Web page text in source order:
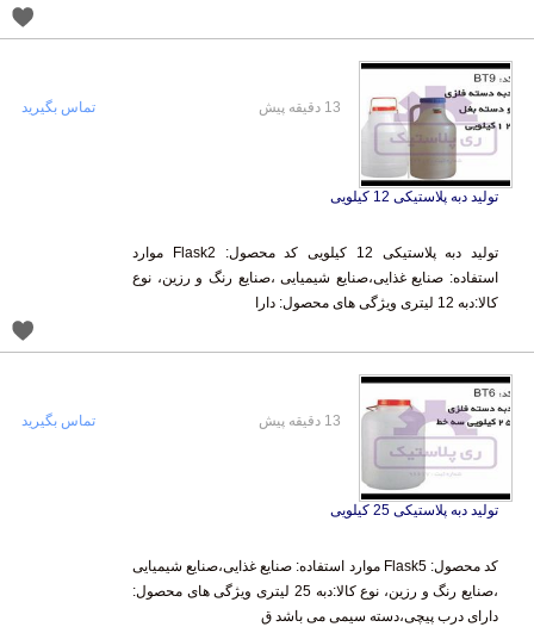
تولید دبه پلاستیکی 12 کیلویی
تولید دبه پلاستیکی 12 کیلویی کد محصول: Flask2 موارد
استفاده: صنایع غذایی،صنایع شیمیایی ،صنایع رنگ و رزین، نوع
کالا:دبه 12 لیتری ویژگی های محصول: دارا
13 دقیقه پیش تماس بگیرید
تولید دبه پلاستیکی 25 کیلویی
کد محصول: Flask5 موارد استفاده: صنایع غذایی،صنایع شیمیایی
،صنایع رنگ و رزین، نوع کالا:دبه 25 لیتری ویژگی های محصول:
دارای درب پیچی،دسته سیمی می باشد ق
13 دقیقه پیش تماس بگیرید